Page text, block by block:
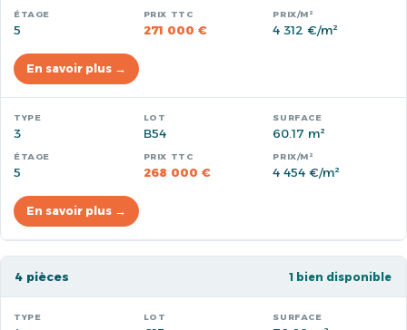
5 271 000 € 4 312 €/m²
En savoir plus →
3 B54 60.17 m²
5 268 000 € 4 454 €/m²
En savoir plus →
4 pièces 1 bien disponible